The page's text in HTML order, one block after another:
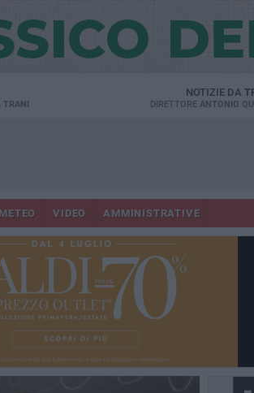
TRANI
NOTIZIE DA
DIRETTORE ANTONIO
METEO VIDEO AMMINISTRATIVE